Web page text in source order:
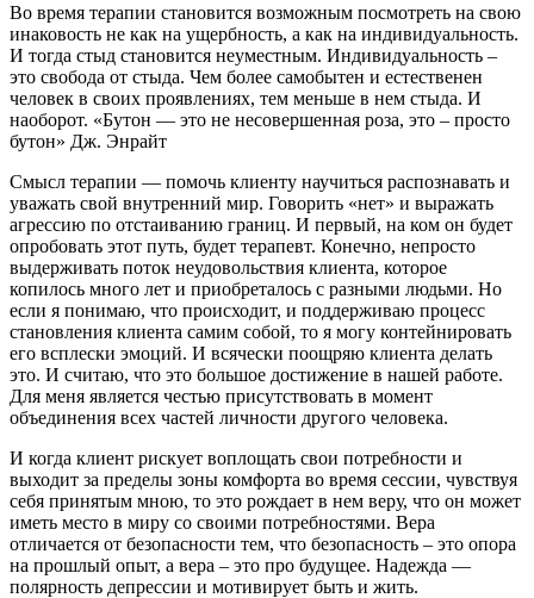
Во время терапии становится возможным посмотреть на свою
инаковость не как на ущербность, а как на индивидуальность.
И тогда стыд становится неуместным. Индивидуальность –
это свобода от стыда. Чем более самобытен и естественен
человек в своих проявлениях, тем меньше в нем стыда. И
наоборот. «Бутон — это не несовершенная роза, это – просто
бутон» Дж. Энрайт
Смысл терапии — помочь клиенту научиться распознавать и
уважать свой внутренний мир. Говорить «нет» и выражать
агрессию по отстаиванию границ. И первый, на ком он будет
опробовать этот путь, будет терапевт. Конечно, непросто
выдерживать поток неудовольствия клиента, которое
копилось много лет и приобреталось с разными людьми. Но
если я понимаю, что происходит, и поддерживаю процесс
становления клиента самим собой, то я могу контейнировать
его всплески эмоций. И всячески поощряю клиента делать
это. И считаю, что это большое достижение в нашей работе.
Для меня является честью присутствовать в момент
объединения всех частей личности другого человека.
И когда клиент рискует воплощать свои потребности и
выходит за пределы зоны комфорта во время сессии, чувствуя
себя принятым мною, то это рождает в нем веру, что он может
иметь место в миру со своими потребностями. Вера
отличается от безопасности тем, что безопасность – это опора
на прошлый опыт, а вера – это про будущее. Надежда —
полярность депрессии и мотивирует быть и жить.